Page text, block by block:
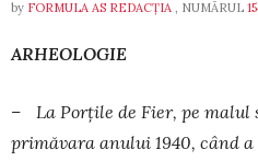
by FORMULA AS REDACȚIA , NUMĂRUL
ARHEOLOGIE
– La Porţile de Fier, pe malul
primăvara anului 1940, când